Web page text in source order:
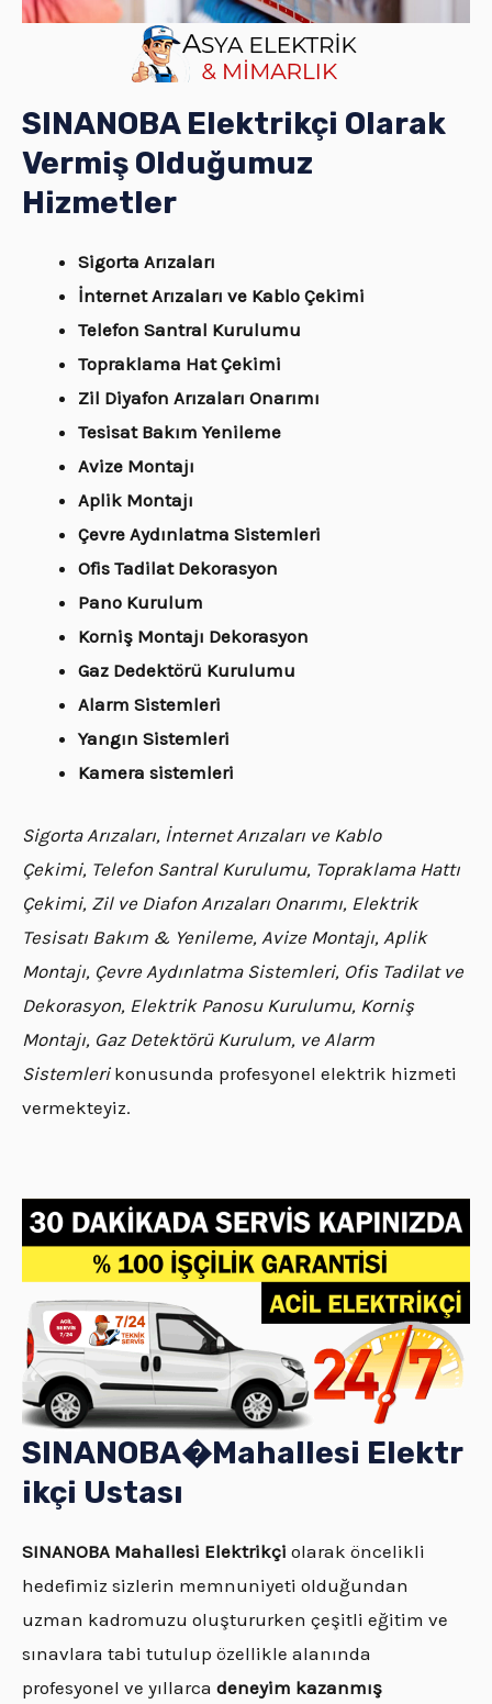
SINANOBA Elektrikçi Olarak
Vermiş Olduğumuz
Hizmetler
Sigorta Arızaları
İnternet Arızaları ve Kablo Çekimi
Telefon Santral Kurulumu
Topraklama Hat Çekimi
Zil Diyafon Arızaları Onarımı
Tesisat Bakım Yenileme
Avize Montajı
Aplik Montajı
Çevre Aydınlatma Sistemleri
Ofis Tadilat Dekorasyon
Pano Kurulum
Korniş Montajı Dekorasyon
Gaz Dedektörü Kurulumu
Alarm Sistemleri
Yangın Sistemleri
Kamera sistemleri
Sigorta Arızaları, İnternet Arızaları ve Kablo
Çekimi, Telefon Santral Kurulumu, Topraklama Hattı
Çekimi, Zil ve Diafon Arızaları Onarımı, Elektrik
Tesisatı Bakım & Yenileme, Avize Montajı, Aplik
Montajı, Çevre Aydınlatma Sistemleri, Ofis Tadilat ve
Dekorasyon, Elektrik Panosu Kurulumu, Korniş
Montajı, Gaz Detektörü Kurulum, ve Alarm
Sistemlerikonusunda profesyonel elektrik hizmeti
vermekteyiz.
SINANOBA�Mahallesi Elektr
ikçi Ustası
SINANOBA Mahallesi Elektrikçi olarak öncelikli
hedefimiz sizlerin memnuniyeti olduğundan
uzman kadromuzu oluştururken çeşitli eğitim ve
sınavlara tabi tutulup özellikle alanında
profesyonel ve yıllarca deneyim kazanmış